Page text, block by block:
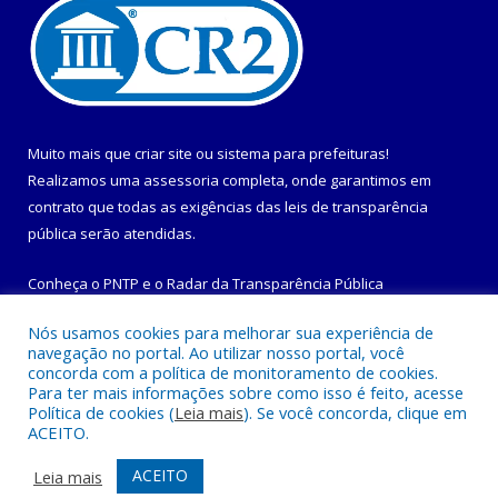
Muito mais que criar site ou sistema para prefeituras!
Realizamos uma assessoria completa, onde garantimos em
contrato que todas as exigências das leis de transparência
pública serão atendidas.
Conheça o PNTP e o Radar da Transparência Pública
Todos os direitos reservados a Prefeitura Municipal de
Maracanã.
Mapa do Site
Acessar Área Administrativa
Nós usamos cookies para melhorar sua experiência de
navegação no portal. Ao utilizar nosso portal, você
concorda com a política de monitoramento de cookies.
Para ter mais informações sobre como isso é feito, acesse
Política de cookies (Leia mais). Se você concorda, clique em
ACEITO.
Leia mais
ACEITO